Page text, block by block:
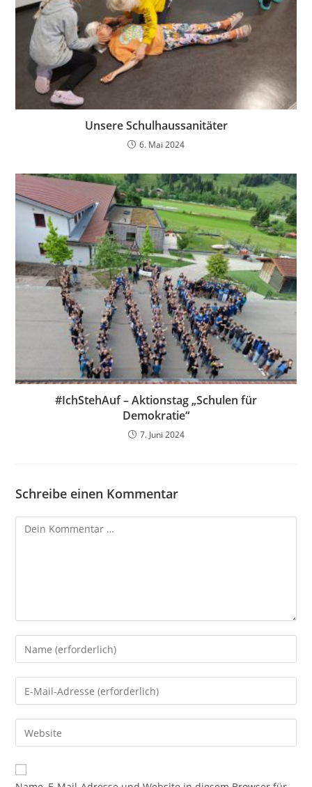
Unsere Schulhaussanitäter
6. Mai 2024
#IchStehAuf – Aktionstag „Schulen für
Demokratie“
7. Juni 2024
Schreibe einen Kommentar